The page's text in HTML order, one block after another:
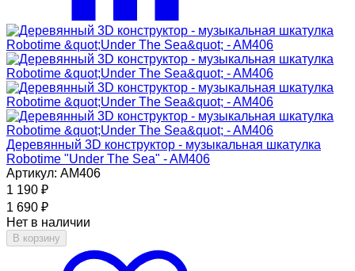
Деревянный 3D конструктор - музыкальная шкатулка
Robotime "Under The Sea" - AM406
Артикул: AM406
1 190 ₽
1 690 ₽
Нет в наличии
В корзину